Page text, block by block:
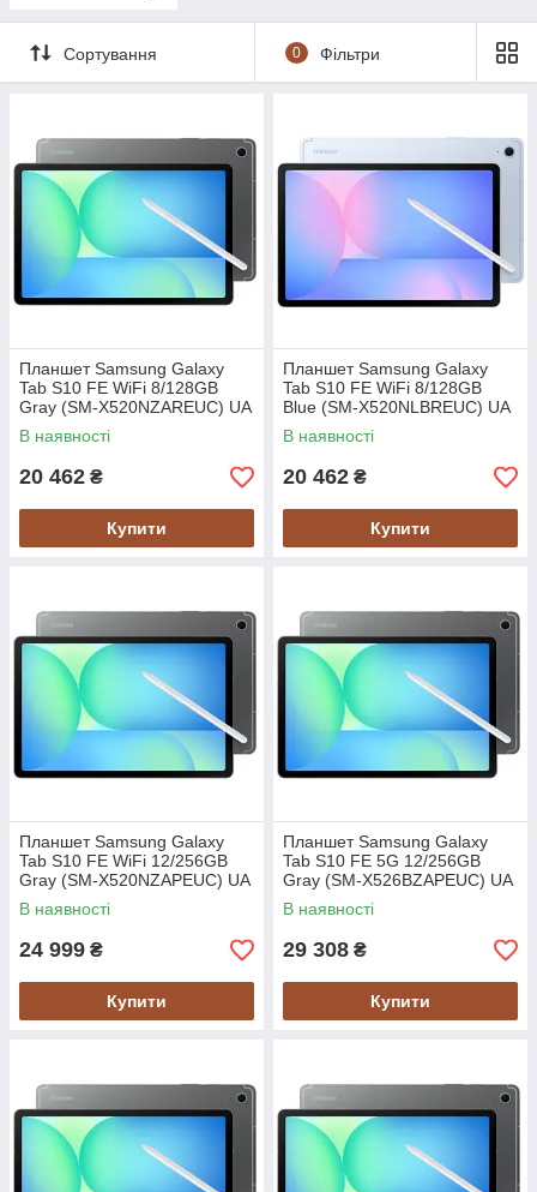
Сортування 0 Фільтри
Планшет Samsung Galaxy
Tab S10 FE WiFi 8/128GB
Gray (SM-X520NZAREUC) UA
UCRF
В наявності
20 462 ₴
Купити
Планшет Samsung Galaxy
Tab S10 FE WiFi 8/128GB
Blue (SM-X520NLBREUC) UA
UCRF
В наявності
20 462 ₴
Купити
Планшет Samsung Galaxy
Tab S10 FE WiFi 12/256GB
Gray (SM-X520NZAPEUC) UA
UCRF
В наявності
24 999 ₴
Купити
Планшет Samsung Galaxy
Tab S10 FE 5G 12/256GB
Gray (SM-X526BZAPEUC) UA
UCRF
В наявності
29 308 ₴
Купити